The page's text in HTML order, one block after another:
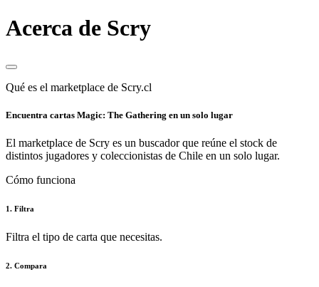
Acerca de Scry
Qué es el marketplace de Scry.cl
Encuentra cartas Magic: The Gathering en un solo lugar
El marketplace de Scry es un buscador que reúne el stock de
distintos jugadores y coleccionistas de Chile en un solo lugar.
Cómo funciona
1. Filtra
Filtra el tipo de carta que necesitas.
2. Compara